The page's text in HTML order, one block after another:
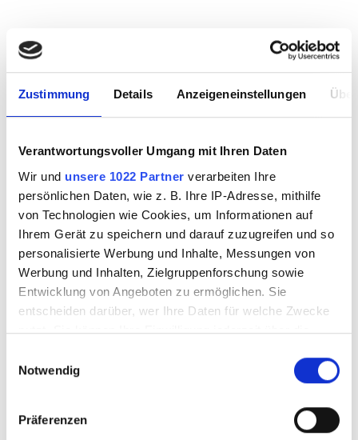
Zustimmung Details Anzeigeneinstellungen
Verantwortungsvoller Umgang mit Ihren Daten
Wir und unsere 1022 Partner verarbeiten Ihre
persönlichen Daten, wie z. B. Ihre IP-Adresse, mithilfe
von Technologien wie Cookies, um Informationen auf
Ihrem Gerät zu speichern und darauf zuzugreifen und so
personalisierte Werbung und Inhalte, Messungen von
Werbung und Inhalten, Zielgruppenforschung sowie
Entwicklung von Angeboten zu ermöglichen. Sie
entscheiden darüber, wer Ihre Daten für welche Zwecke
nutzt. Sie können Ihre Einwilligung jederzeit über die
Trigger Symbol ändern oder widerrufen
Informationen über Ihre geografische Lage
Notwendig
Präferenzen
Fensterblei H
halbrund-GZ 5x4
mm 1VE=50kg
Fensterblei H flach